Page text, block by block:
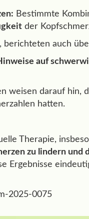
Bestimmte
der
berichteten auch
auf
weisen darauf hin,
hatten.
Therapie,
zu lindern und
Ergebnisse
2025-0075